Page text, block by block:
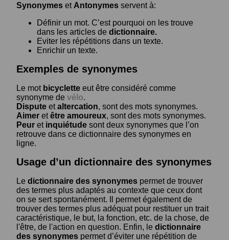
Synonymes et Antonymes servent à:
Définir un mot. C’est pourquoi on les trouve
dans les articles de dictionnaire.
Eviter les répétitions dans un texte.
Enrichir un texte.
Exemples de synonymes
Le mot bicyclette eut être considéré comme
synonyme de vélo.
Dispute etaltercation, sont des mots synonymes.
Aimer etêtre amoureux, sont des mots synonymes.
Peur et inquiétude sont deux synonymes que l’on
retrouve dans ce dictionnaire des synonymes en
ligne.
Usage d’un dictionnaire des synonymes
Le dictionnaire des synonymes permet de trouver
des termes plus adaptés au contexte que ceux dont
on se sert spontanément. Il permet également de
trouver des termes plus adéquat pour restituer un trait
caractéristique, le but, la fonction, etc. de la chose, de
l'être, de l'action en question. Enfin, le dictionnaire
des synonymes permet d’éviter une répétition de